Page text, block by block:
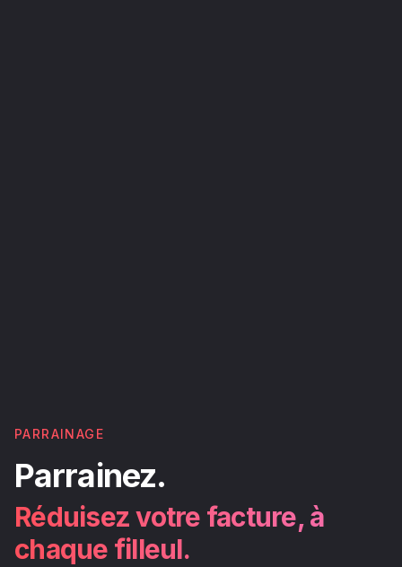
PARRAINAGE
Parrainez.
Réduisez votre facture, à
chaque filleul.